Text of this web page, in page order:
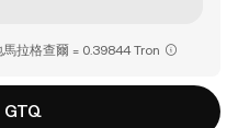
拉格查爾 = 0.39844 Tron
GTQ